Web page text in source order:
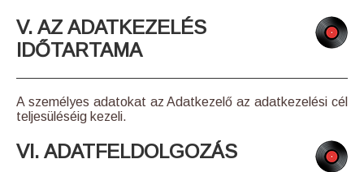
V. AZ ADATKEZELÉS
IDŐTARTAMA
A személyes adatokat az Adatkezelő az adatkezelési cél
teljesüléséig kezeli.
VI. ADATFELDOLGOZÁS